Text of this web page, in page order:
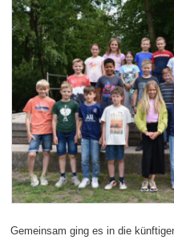
Gemeinsam ging es in die